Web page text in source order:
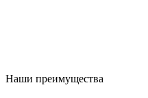
Наши преимущества